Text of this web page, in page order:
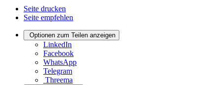
Seite drucken
Seite empfehlen
Optionen zum Teilen anzeigen
LinkedIn
Facebook
WhatsApp
Telegram
Threema